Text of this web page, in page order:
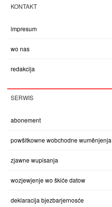
KONTAKT
impresum
wo nas
redakcija
SERWIS
abonement
powšitkowne wobchodne wuměnjenja
zjawne wupisanja
wozjewjenje wo škiće datow
deklaracija bjezbarjernosće